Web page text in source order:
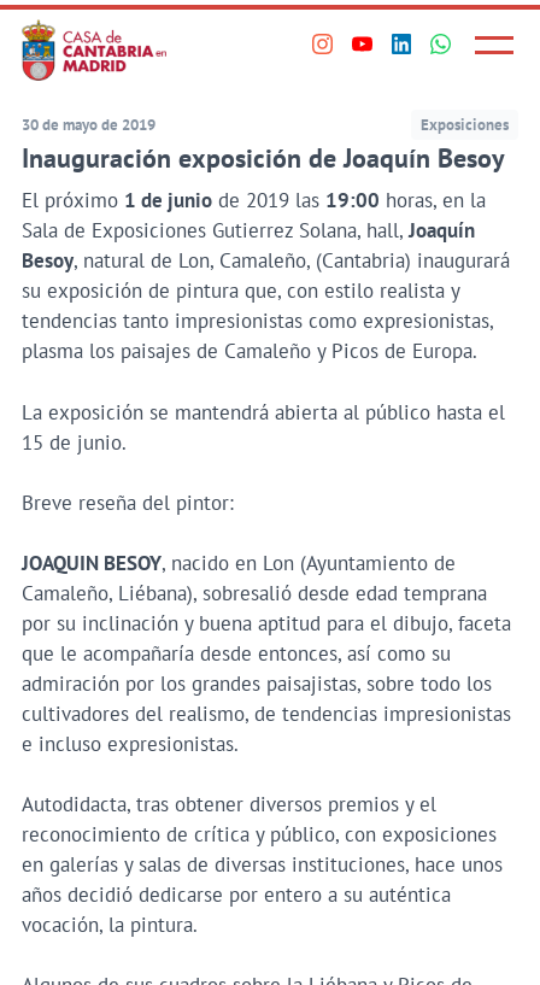
Saltar
al
contenido
principal
Visita
en
Instagram
Visita
Youtube
Visita
perfil
en
Visita
perfil
en
WhatsApp
Principal
Menú
30 de mayo de 2019 Exposiciones
Inauguración exposición de Joaquín Besoy
El próximo 1 de juniode 2019 las 19:00 horas, en la
Sala de Exposiciones Gutierrez Solana, hall,Joaquín
Besoy, natural de Lon, Camaleño, (Cantabria) inaugurará
su exposición de pintura que, con estilo realista y
tendencias tanto impresionistas como expresionistas,
plasma los paisajes de Camaleño y Picos de Europa.
La exposición se mantendrá abierta al público hasta el
15 de junio.
Breve reseña del pintor:
JOAQUIN BESOY, nacido en Lon (Ayuntamiento de
Camaleño, Liébana), sobresalió desde edad temprana
por su inclinación y buena aptitud para el dibujo, faceta
que le acompañaría desde entonces, así como su
admiración por los grandes paisajistas, sobre todo los
cultivadores del realismo, de tendencias impresionistas
e incluso expresionistas.
Autodidacta, tras obtener diversos premios y el
reconocimiento de crítica y público, con exposiciones
en galerías y salas de diversas instituciones, hace unos
años decidió dedicarse por entero a su auténtica
vocación, la pintura.